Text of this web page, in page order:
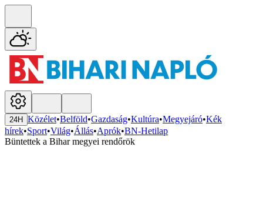
24H Közélet•Belföld•Gazdaság•Kultúra•Megyejáró•Kék
hírek•Sport•Világ•Állás•Aprók•BN-Hetilap
Büntettek a Bihar megyei rendőrök